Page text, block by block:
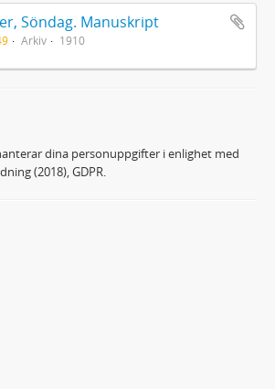
Söndag. Manuskript
Arkiv 1910
dina personuppgifter i enlighet med
(2018), GDPR.